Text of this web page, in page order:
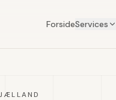
ForsideServices